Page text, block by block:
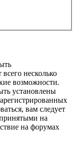
несколько
возможности.
установлены
вам следует
на
на форумах